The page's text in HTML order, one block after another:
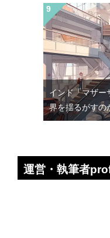
インド「マザー
界を揺るがすの
運営・執筆者